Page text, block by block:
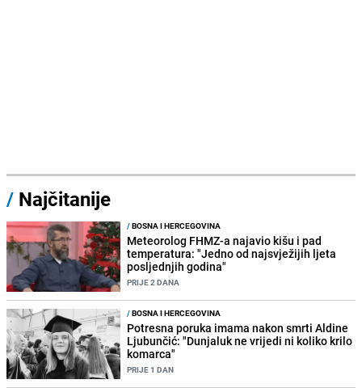
/ Najčitanije
/BOSNA I HERCEGOVINA
Meteorolog FHMZ-a najavio kišu i pad
temperatura: "Jedno od najsvježijih ljeta
posljednjih godina"
PRIJE 2 DANA
/BOSNA I HERCEGOVINA
Potresna poruka imama nakon smrti Aldine
Ljubunčić: "Dunjaluk ne vrijedi ni koliko krilo
komarca"
PRIJE 1 DAN